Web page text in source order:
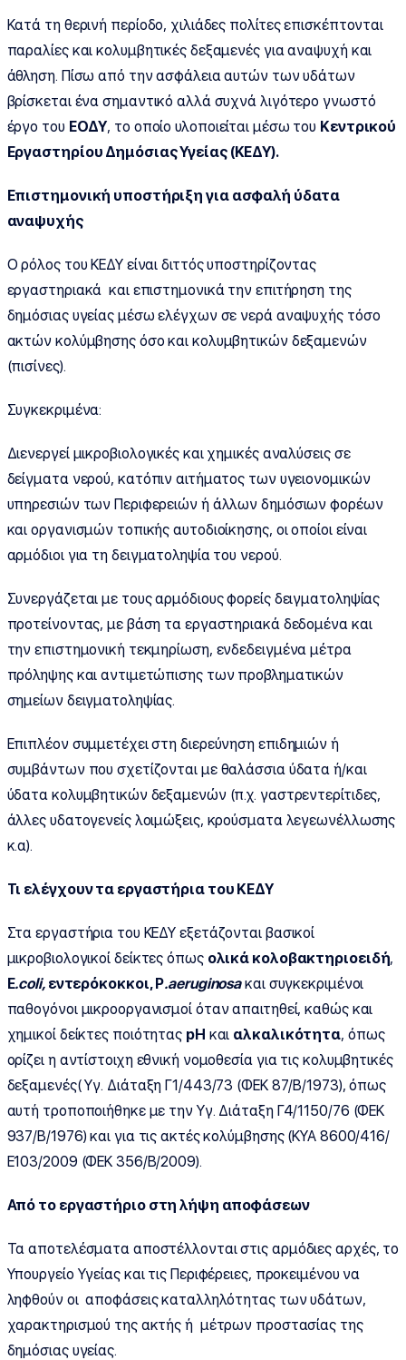
Κατά τη θερινή περίοδο, χιλιάδες πολίτες επισκέπτονται
παραλίες και κολυμβητικές δεξαμενές για αναψυχή και
άθληση. Πίσω από την ασφάλεια αυτών των υδάτων
βρίσκεται ένα σημαντικό αλλά συχνά λιγότερο γνωστό
έργο του ΕΟΔΥ, το οποίο υλοποιείται μέσω του Κεντρικού
Εργαστηρίου Δημόσιας Υγείας (ΚΕΔΥ).
Επιστημονική υποστήριξη για ασφαλή ύδατα
αναψυχής
Ο ρόλος του ΚΕΔΥ είναι διττός υποστηρίζοντας
εργαστηριακά και επιστημονικά την επιτήρηση της
δημόσιας υγείας μέσω ελέγχων σε νερά αναψυχής τόσο
ακτών κολύμβησης όσο και κολυμβητικών δεξαμενών
(πισίνες).
Συγκεκριμένα:
Διενεργεί μικροβιολογικές και χημικές αναλύσεις σε
δείγματα νερού, κατόπιν αιτήματος των υγειονομικών
υπηρεσιών των Περιφερειών ή άλλων δημόσιων φορέων
και οργανισμών τοπικής αυτοδιοίκησης, οι οποίοι είναι
αρμόδιοι για τη δειγματοληψία του νερού.
Συνεργάζεται με τους αρμόδιους φορείς δειγματοληψίας
προτείνοντας, με βάση τα εργαστηριακά δεδομένα και
την επιστημονική τεκμηρίωση, ενδεδειγμένα μέτρα
πρόληψης και αντιμετώπισης των προβληματικών
σημείων δειγματοληψίας.
Επιπλέον συμμετέχει στη διερεύνηση επιδημιών ή
συμβάντων που σχετίζονται με θαλάσσια ύδατα ή/και
ύδατα κολυμβητικών δεξαμενών (π.χ. γαστρεντερίτιδες,
άλλες υδατογενείς λοιμώξεις, κρούσματα λεγεωνέλλωσης
κ.α).
Τι ελέγχουν τα εργαστήρια του ΚΕΔΥ
Στα εργαστήρια του ΚΕΔΥ εξετάζονται βασικοί
μικροβιολογικοί δείκτες όπως ολικά κολοβακτηριοειδή,
E.coli, εντερόκοκκοι, P.aeruginosaκαι συγκεκριμένοι
παθογόνοι μικροοργανισμοί όταν απαιτηθεί, καθώς και
χημικοί δείκτες ποιότητας pH και αλκαλικότητα, όπως
ορίζει η αντίστοιχη εθνική νομοθεσία για τις κολυμβητικές
δεξαμενές( Υγ. Διάταξη Γ1/443/73 (ΦΕΚ 87/Β/1973), όπως
αυτή τροποποιήθηκε με την Υγ. Διάταξη Γ4/1150/76 (ΦΕΚ
937/Β/1976) και για τις ακτές κολύμβησης (ΚΥΑ 8600/416/
Ε103/2009 (ΦΕΚ 356/Β/2009).
Από το εργαστήριο στη λήψη αποφάσεων
Τα αποτελέσματα αποστέλλονται στις αρμόδιες αρχές, το
Υπουργείο Υγείας και τις Περιφέρειες, προκειμένου να
ληφθούν οι αποφάσεις καταλληλότητας των υδάτων,
χαρακτηρισμού της ακτής ή μέτρων προστασίας της
δημόσιας υγείας.